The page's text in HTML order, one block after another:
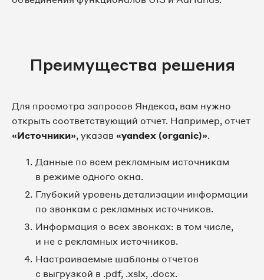
Преимущества решения
Для просмотра запросов Яндекса, вам нужно
открыть соответствующий отчет. Например, отчет
«Источники», указав «yandex (organic)».
Данные по всем рекламным источникам
в режиме одного окна.
Глубокий уровень детализации информации
по звонкам с рекламных источников.
Информация о всех звонках: в том числе,
и не с рекламных источников.
Настраиваемые шаблоны отчетов
с выгрузкой в .pdf, .xslx, .docx.